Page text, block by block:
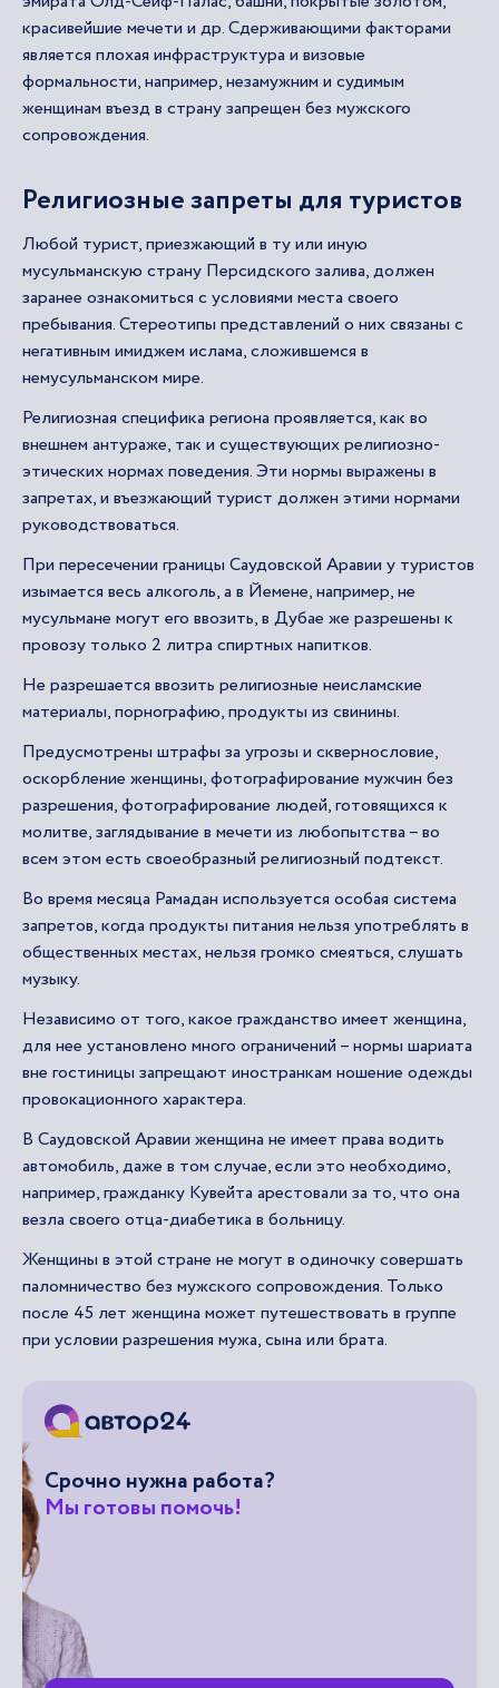
красивейшие мечети и др. Сдерживающими факторами
является плохая инфраструктура и визовые
формальности, например, незамужним и судимым
женщинам въезд в страну запрещен без мужского
сопровождения.
Религиозные запреты для туристов
Любой турист, приезжающий в ту или иную
мусульманскую страну Персидского залива, должен
заранее ознакомиться с условиями места своего
пребывания. Стереотипы представлений о них связаны с
негативным имиджем ислама, сложившемся в
немусульманском мире.
Религиозная специфика региона проявляется, как во
внешнем антураже, так и существующих религиозно-
этических нормах поведения. Эти нормы выражены в
запретах, и въезжающий турист должен этими нормами
руководствоваться.
При пересечении границы Саудовской Аравии у туристов
изымается весь алкоголь, а в Йемене, например, не
мусульмане могут его ввозить, в Дубае же разрешены к
провозу только 2 литра спиртных напитков.
Не разрешается ввозить религиозные неисламские
материалы, порнографию, продукты из свинины.
Предусмотрены штрафы за угрозы и сквернословие,
оскорбление женщины, фотографирование мужчин без
разрешения, фотографирование людей, готовящихся к
молитве, заглядывание в мечети из любопытства – во
всем этом есть своеобразный религиозный подтекст.
Во время месяца Рамадан используется особая система
запретов, когда продукты питания нельзя употреблять в
общественных местах, нельзя громко смеяться, слушать
музыку.
Независимо от того, какое гражданство имеет женщина,
для нее установлено много ограничений – нормы шариата
вне гостиницы запрещают иностранкам ношение одежды
провокационного характера.
В Саудовской Аравии женщина не имеет права водить
автомобиль, даже в том случае, если это необходимо,
например, гражданку Кувейта арестовали за то, что она
везла своего отца-диабетика в больницу.
Женщины в этой стране не могут в одиночку совершать
паломничество без мужского сопровождения. Только
после 45 лет женщина может путешествовать в группе
при условии разрешения мужа, сына или брата.
Срочно нужна работа?
Мы готовы помочь!